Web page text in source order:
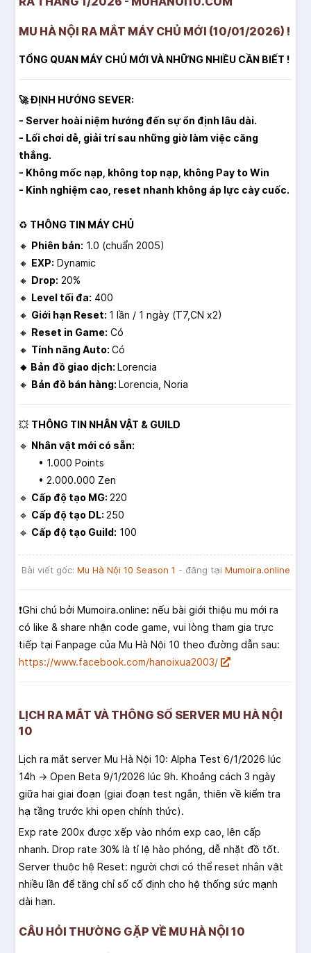
MU HÀ NỘI RA MẮT MÁY CHỦ MỚI (10/01/2026) !
TỔNG QUAN MÁY CHỦ MỚI VÀ NHỮNG NHIỀU CẦN BIẾT !
🚀 ĐỊNH HƯỚNG SEVER:
- Server hoài niệm hướng đến sự ổn định lâu dài.
- Lối chơi dễ, giải trí sau những giờ làm việc căng
thẳng.
- Không mốc nạp, không top nạp, không Pay to Win
- Kinh nghiệm cao, reset nhanh không áp lực cày cuốc.
♻️ THÔNG TIN MÁY CHỦ
🔸 Phiên bản: 1.0 (chuẩn 2005)
🔸 EXP: Dynamic
🔸 Drop: 20%
🔸 Level tối đa: 400
🔸 Giới hạn Reset: 1 lần / 1 ngày (T7,CN x2)
🔸 Reset in Game: Có
🔸 Tính năng Auto: Có
🔸 Bản đồ giao dịch: Lorencia
🔸 Bản đồ bán hàng: Lorencia, Noria
💥 THÔNG TIN NHÂN VẬT & GUILD
🔹 Nhân vật mới có sẵn:
• 1.000 Points
• 2.000.000 Zen
🔹 Cấp độ tạo MG: 220
🔹 Cấp độ tạo DL: 250
🔹 Cấp độ tạo Guild: 100
Bài viết gốc: Mu Hà Nội 10 Season 1 - đăng tại Mumoira.online
❗️Ghi chú bởi Mumoira.online: nếu bài giới thiệu mu mới ra
có like & share nhận code game, vui lòng tham gia trực
tiếp tại Fanpage của Mu Hà Nội 10 theo đường dẫn sau:
https://www.facebook.com/hanoixua2003/
LỊCH RA MẮT VÀ THÔNG SỐ SERVER MU HÀ NỘI
10
Lịch ra mắt server Mu Hà Nội 10: Alpha Test 6/1/2026 lúc
14h → Open Beta 9/1/2026 lúc 9h. Khoảng cách 3 ngày
giữa hai giai đoạn (giai đoạn test ngắn, thiên về kiểm tra
hạ tầng trước khi open chính thức).
Exp rate 200x được xếp vào nhóm exp cao, lên cấp
nhanh. Drop rate 30% là tỉ lệ hào phóng, dễ nhặt đồ tốt.
Server thuộc hệ Reset: người chơi có thể reset nhân vật
nhiều lần để tăng chỉ số cố định cho hệ thống sức mạnh
dài hạn.
CÂU HỎI THƯỜNG GẶP VỀ MU HÀ NỘI 10